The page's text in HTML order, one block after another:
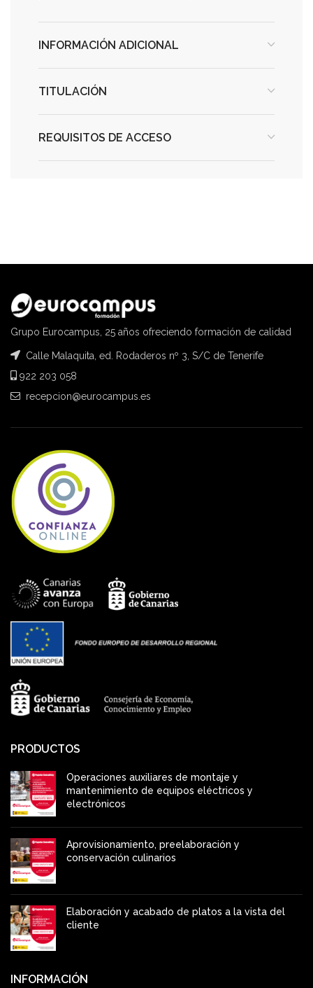
INFORMACIÓN ADICIONAL
TITULACIÓN
REQUISITOS DE ACCESO
Grupo Eurocampus, 25 años ofreciendo formación de calidad
Calle Malaquita, ed. Rodaderos nº 3, S/C de Tenerife
922 203 058
recepcion@eurocampus.es
PRODUCTOS
Operaciones auxiliares de montaje y
mantenimiento de equipos eléctricos y
electrónicos
Aprovisionamiento, preelaboración y
conservación culinarios
Elaboración y acabado de platos a la vista del
cliente
INFORMACIÓN